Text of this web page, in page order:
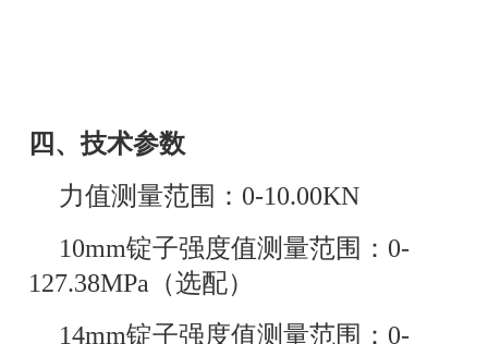
四、技术参数
力值测量范围：0-10.00KN
10mm锭子强度值测量范围：0-
127.38MPa（选配）
14mm锭子强度值测量范围：0-